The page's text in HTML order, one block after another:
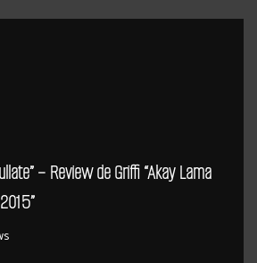
– Review de Griffi “Akay Lama